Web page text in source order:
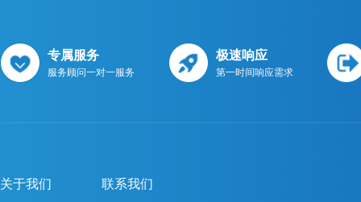
专属服务
服务顾问一对一服务
极速响应
第一时间响应需求
关于我们 联系我们